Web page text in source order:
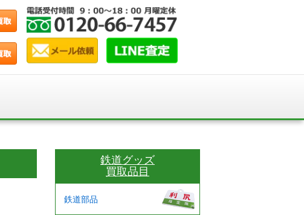
鉄道グッズ
買取品目
鉄道部品